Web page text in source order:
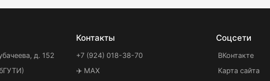
д. 152
Контакты
+7 (924) 018-38-70
✈️ MAX
Соцсети
ВКонтакте
Карта сайта